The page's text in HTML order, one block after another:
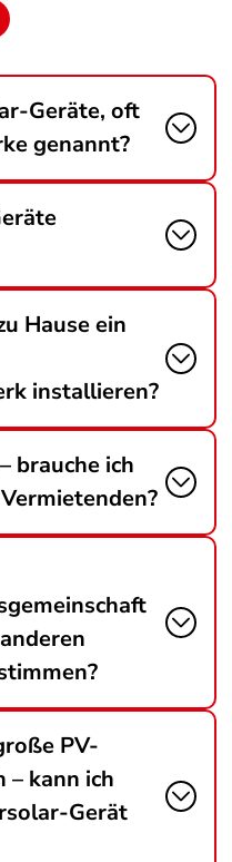
Geräte, oft
genannt?
Hause ein
installieren?
brauche ich
PV-
– kann ich
Gerät